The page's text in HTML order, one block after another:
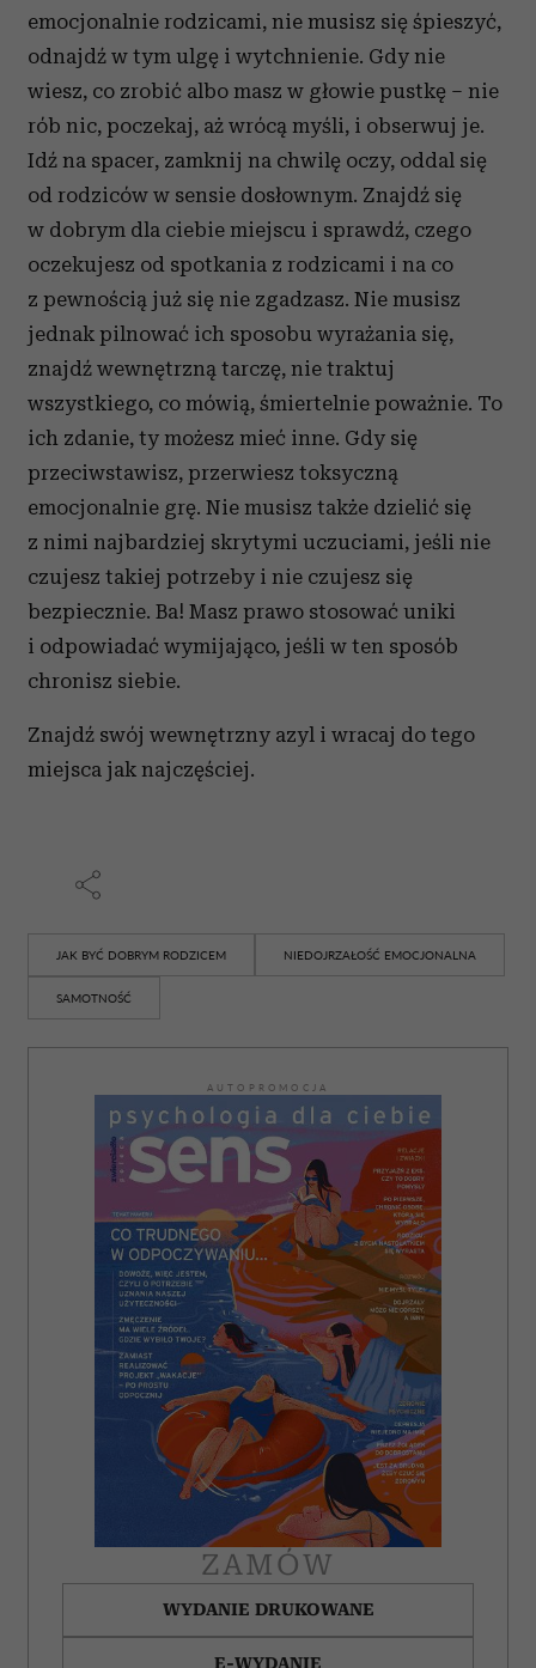
emocjonalnie rodzicami, nie musisz się śpieszyć,
odnajdź w tym ulgę i wytchnienie. Gdy nie
wiesz, co zrobić albo masz w głowie pustkę – nie
rób nic, poczekaj, aż wrócą myśli, i obserwuj je.
Idź na spacer, zamknij na chwilę oczy, oddal się
od rodziców w sensie dosłownym. Znajdź się
w dobrym dla ciebie miejscu i sprawdź, czego
oczekujesz od spotkania z rodzicami i na co
z pewnością już się nie zgadzasz. Nie musisz
jednak pilnować ich sposobu wyrażania się,
znajdź wewnętrzną tarczę, nie traktuj
wszystkiego, co mówią, śmiertelnie poważnie. To
ich zdanie, ty możesz mieć inne. Gdy się
przeciwstawisz, przerwiesz toksyczną
emocjonalnie grę. Nie musisz także dzielić się
z nimi najbardziej skrytymi uczuciami, jeśli nie
czujesz takiej potrzeby i nie czujesz się
bezpiecznie. Ba! Masz prawo stosować uniki
i odpowiadać wymijająco, jeśli w ten sposób
chronisz siebie.
Znajdź swój wewnętrzny azyl i wracaj do tego
miejsca jak najczęściej.
JAK BYĆ DOBRYM RODZICEM NIEDOJRZAŁOŚĆ EMOCJONALNA
SAMOTNOŚĆ
AUTOPROMOCJA
ZAMÓW
WYDANIE DRUKOWANE
E-WYDANIE